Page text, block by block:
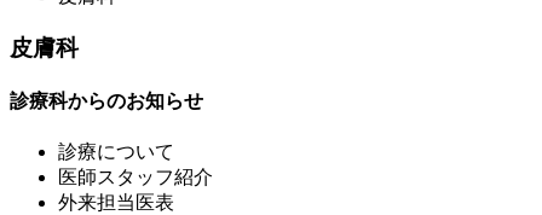
皮膚科
診療科からのお知らせ
診療について
医師スタッフ紹介
外来担当医表